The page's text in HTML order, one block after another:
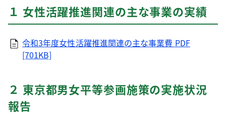
１ 女性活躍推進関連の主な事業の実績
令和3年度女性活躍推進関連の主な事業費 PDF
[701KB]
２ 東京都男女平等参画施策の実施状況
報告